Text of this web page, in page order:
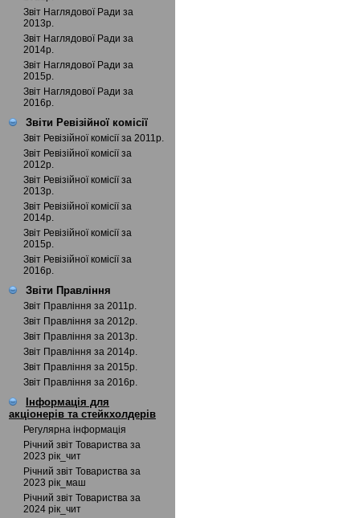
Звіт Наглядової Ради за
2013р.
Звіт Наглядової Ради за
2014р.
Звіт Наглядової Ради за
2015р.
Звіт Наглядової Ради за
2016р.
Звіти Ревізійної комісії
Звіт Ревізійної комісії за 2011р.
Звіт Ревізійної комісії за
2012р.
Звіт Ревізійної комісії за
2013р.
Звіт Ревізійної комісії за
2014р.
Звіт Ревізійної комісії за
2015р.
Звіт Ревізійної комісії за
2016р.
Звіти Правління
Звіт Правління за 2011р.
Звіт Правління за 2012р.
Звіт Правління за 2013р.
Звіт Правління за 2014р.
Звіт Правління за 2015р.
Звіт Правління за 2016р.
Інформація для
акціонерів та стейкхолдерів
Регулярна інформація
Річний звіт Товариства за
2023 рік_чит
Річний звіт Товариства за
2023 рік_маш
Річний звіт Товариства за
2024 рік_чит